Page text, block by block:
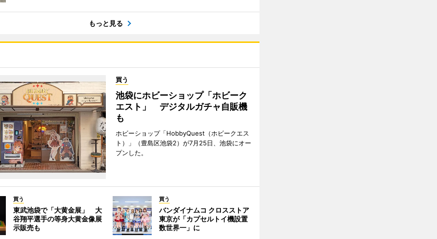
もっと見る
買う
池袋にホビーショップ「ホビーク
エスト」 デジタルガチャ自販機
も
ホビーショップ「HobbyQuest（ホビークエス
ト）」（豊島区池袋2）が7月25日、池袋にオー
プンした。
買う
東武池袋で「大黄金展」 大
谷翔平選手の等身大黄金像展
示販売も
買う
バンダイナムコ クロスストア
東京が「カプセルトイ機設置
数世界一」に